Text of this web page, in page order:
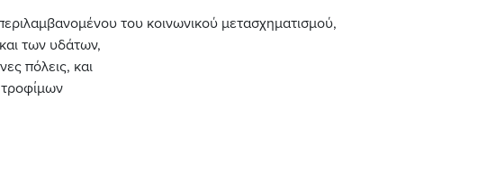
του κοινωνικού μετασχηματισμού,
των υδάτων,
πόλεις, και